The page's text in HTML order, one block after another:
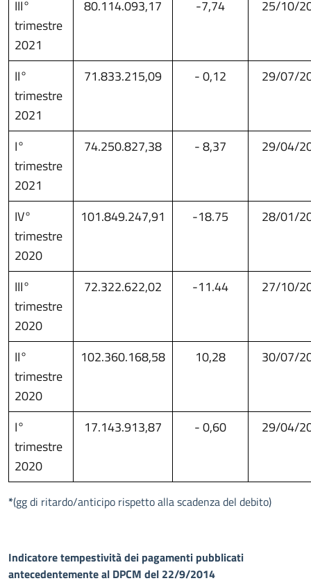
III°
trimestre
2021
80.114.093,17 -7,74 25/10/
II°
trimestre
2021
71.833.215,09 - 0,12 29/07/
I°
trimestre
2021
74.250.827,38 - 8,37 29/04/
IV°
trimestre
2020
101.849.247,91 -18.75 28/01/
III°
trimestre
2020
72.322.622,02 -11.44 27/10/
II°
trimestre
2020
102.360.168,58 10,28 30/07/
I°
trimestre
2020
17.143.913,87 - 0,60 29/04/
*(gg di ritardo/anticipo rispetto alla scadenza del debito)
Indicatore tempestività dei pagamenti pubblicati
antecedentemente al DPCM del 22/9/2014